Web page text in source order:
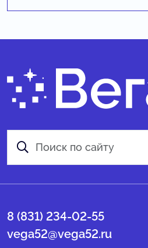
8 (831) 234-02-55
vega52@vega52.ru